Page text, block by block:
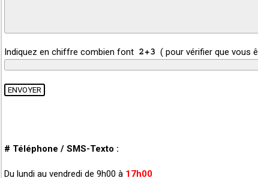
Indiquez en chiffre combien font ( pour vérifier que vous
# Téléphone / SMS-Texto :
Du lundi au vendredi de 9h00 à 17h00